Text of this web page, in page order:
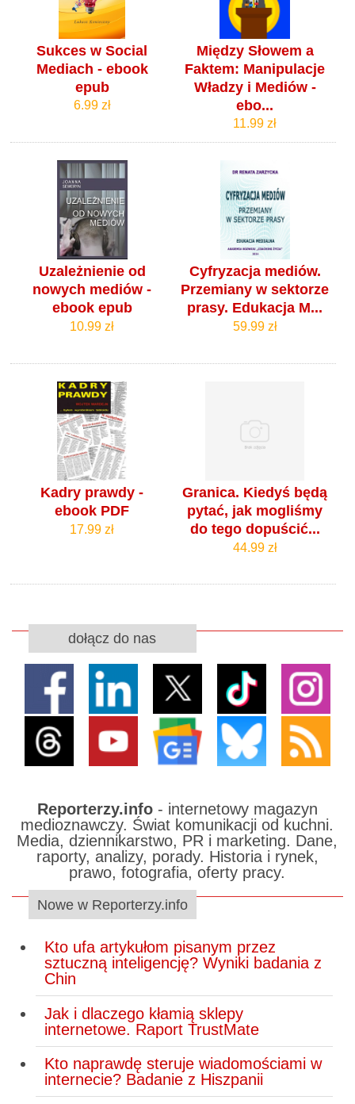
Sukces w Social
Mediach - ebook
epub
6.99 zł
Między Słowem a
Faktem: Manipulacje
Władzy i Mediów -
ebo...
11.99 zł
Uzależnienie od
nowych mediów -
ebook epub
10.99 zł
Cyfryzacja mediów.
Przemiany w sektorze
prasy. Edukacja M...
59.99 zł
Kadry prawdy -
ebook PDF
17.99 zł
Granica. Kiedyś będą
pytać, jak mogliśmy
do tego dopuścić...
44.99 zł
dołącz do nas
Reporterzy.info- internetowy magazyn
medioznawczy. Świat komunikacji od kuchni.
Media, dziennikarstwo, PR i marketing. Dane,
raporty, analizy, porady. Historia i rynek,
prawo, fotografia, oferty pracy.
Nowe w Reporterzy.info
Kto ufa artykułom pisanym przez
sztuczną inteligencję? Wyniki badania z
Chin
Jak i dlaczego kłamią sklepy
internetowe. Raport TrustMate
Kto naprawdę steruje wiadomościami w
internecie? Badanie z Hiszpanii